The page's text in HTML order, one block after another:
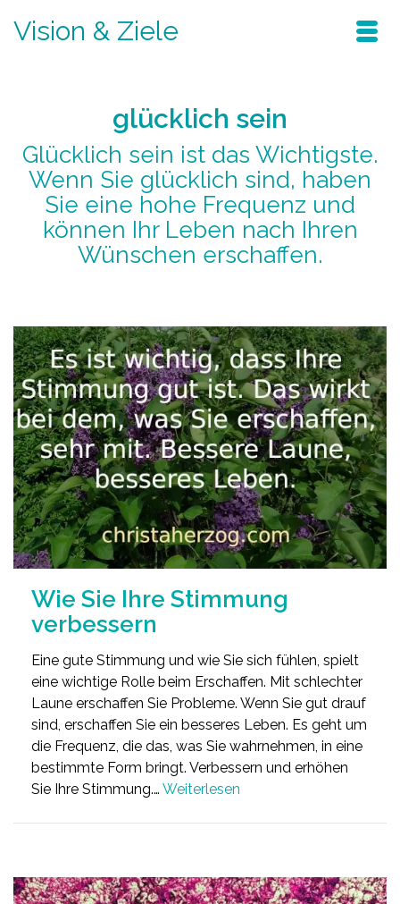
Vision & Ziele
glücklich sein
Glücklich sein ist das Wichtigste.
Wenn Sie glücklich sind, haben
Sie eine hohe Frequenz und
können Ihr Leben nach Ihren
Wünschen erschaffen.
Wie Sie Ihre Stimmung
verbessern
Eine gute Stimmung und wie Sie sich fühlen, spielt
eine wichtige Rolle beim Erschaffen. Mit schlechter
Laune erschaffen Sie Probleme. Wenn Sie gut drauf
sind, erschaffen Sie ein besseres Leben. Es geht um
die Frequenz, die das, was Sie wahrnehmen, in eine
bestimmte Form bringt. Verbessern und erhöhen
Sie Ihre Stimmung.… Weiterlesen